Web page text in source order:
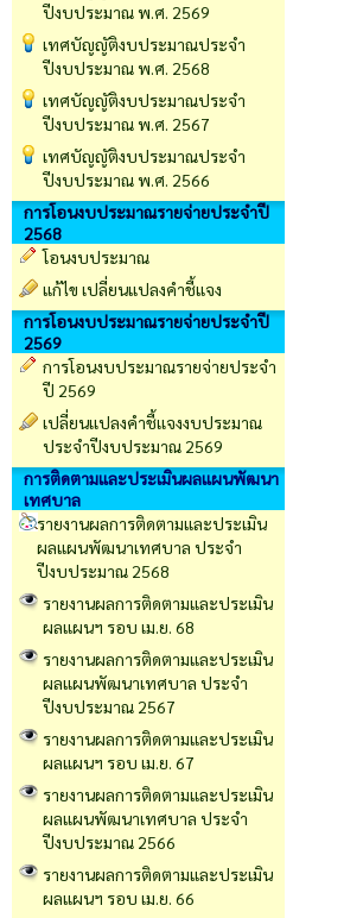
ปีงบประมาณ พ.ศ. 2569
เทศบัญญัติงบประมาณประจำ
ปีงบประมาณ พ.ศ. 2568
เทศบัญญัติงบประมาณประจำ
ปีงบประมาณ พ.ศ. 2567
เทศบัญญัติงบประมาณประจำ
ปีงบประมาณ พ.ศ. 2566
การโอนงบประมาณรายจ่ายประจำปี
2568
โอนงบประมาณ
แก้ไข เปลี่ยนแปลงคำชี้แจง
การโอนงบประมาณรายจ่ายประจำปี
2569
การโอนงบประมาณรายจ่ายประจำ
ปี 2569
เปลี่ยนเเปลงคำชี้เเจงงบประมาณ
ประจำปีงบประมาณ 2569
การติดตามและประเมินผลแผนพัฒนา
เทศบาล
รายงานผลการติดตามและประเมิน
ผลแผนพัฒนาเทศบาล ประจำ
ปีงบประมาณ 2568
รายงานผลการติดตามและประเมิน
ผลแผนฯ รอบ เม.ย. 68
รายงานผลการติดตามและประเมิน
ผลแผนพัฒนาเทศบาล ประจำ
ปีงบประมาณ 2567
รายงานผลการติดตามและประเมิน
ผลแผนฯ รอบ เม.ย. 67
รายงานผลการติดตามและประเมิน
ผลแผนพัฒนาเทศบาล ประจำ
ปีงบประมาณ 2566
รายงานผลการติดตามและประเมิน
ผลแผนฯ รอบ เม.ย. 66